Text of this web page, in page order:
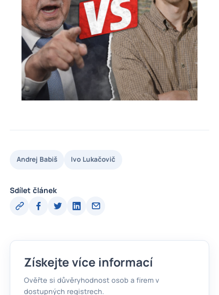
Andrej Babiš Ivo Lukačovič
Sdílet článek
Získejte více informací
Ověřte si důvěryhodnost osob a firem v
dostupných registrech.